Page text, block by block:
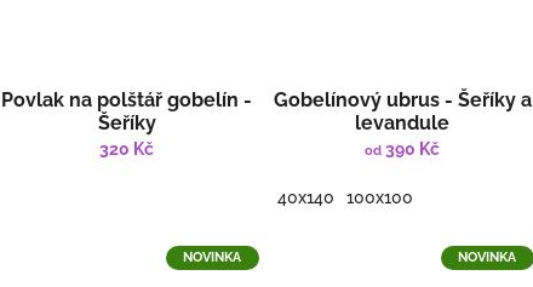
Povlak na polštář gobelín -
Šeříky
320 Kč
Gobelínový ubrus - Šeříky a
levandule
od 390 Kč
40x140 100x100
NOVINKA NOVINKA